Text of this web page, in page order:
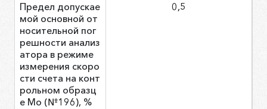
Предел допускае
мой основной от
носительной пог
решности анализ
атора в режиме
измерения скоро
сти счета на конт
рольном образц
е Мо (№196), %
0,5